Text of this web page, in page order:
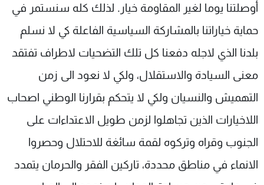
أوصلتنا يوما لغير المقاومة خيار. لذلك كله سنستمر في
حماية خياراتنا بالمشاركة السياسية الفاعلة كي لا نسلم
بلدنا الذي لاجله دفعنا كل تلك التضحيات لاطراف تفتقد
معنى السيادة والاستقلال، ولكي لا نعود الى زمن
التهميش والنسيان ولكي لا يتحكم بقرارنا الوطني اصحاب
اللاخيارات الذين تجاهلوا لزمن طويل الاعتداءات على
الجنوب وقراه وتركوه لقمة سائغة للاحتلال وحصروا
الانماء في مناطق محددة، تاركين الفقر والحرمان يتمدد